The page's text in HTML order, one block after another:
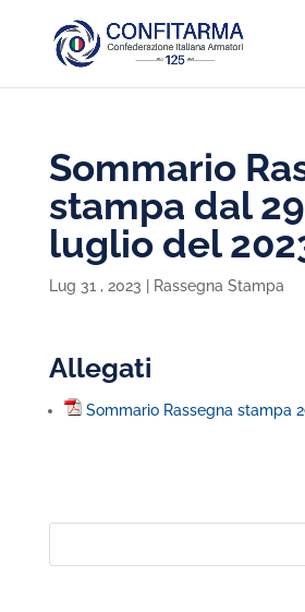
Sommario
stampa dal
luglio del
Lug 31 , 2023 Rassegna Stampa
Allegati
Sommario Rassegna stampa